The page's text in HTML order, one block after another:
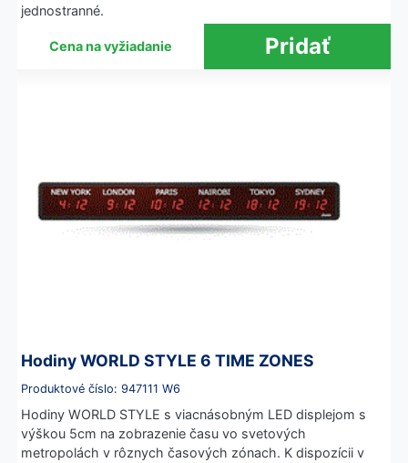
jednostranné.
Cena na vyžiadanie
Hodiny WORLD STYLE 6 TIME ZONES
Produktové číslo: 947111 W6
Hodiny WORLD STYLE s viacnásobným LED displejom s
výškou 5cm na zobrazenie času vo svetových
metropolách v rôznych časových zónach. K dispozícii v